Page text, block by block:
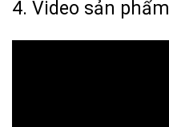
4. Video sản phẩm